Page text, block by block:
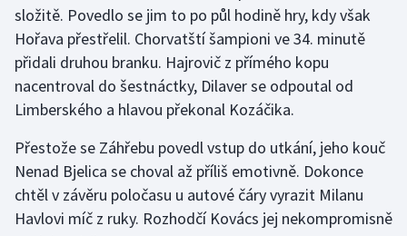
složitě. Povedlo se jim to po půl hodině hry, kdy však
Hořava přestřelil. Chorvatští šampioni ve 34. minutě
přidali druhou branku. Hajrovič z přímého kopu
nacentroval do šestnáctky, Dilaver se odpoutal od
Limberského a hlavou překonal Kozáčika.
Přestože se Záhřebu povedl vstup do utkání, jeho kouč
Nenad Bjelica se choval až příliš emotivně. Dokonce
chtěl v závěru poločasu u autové čáry vyrazit Milanu
Havlovi míč z ruky. Rozhodčí Kovács jej nekompromisně